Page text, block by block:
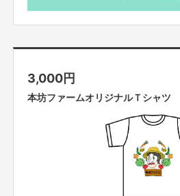
【みんなで遊べる「本坊ファーム」を
相方の水口が、水口がですね、西川に呼ぶ
3,000円
本坊ファームオリジナルＴシャツ